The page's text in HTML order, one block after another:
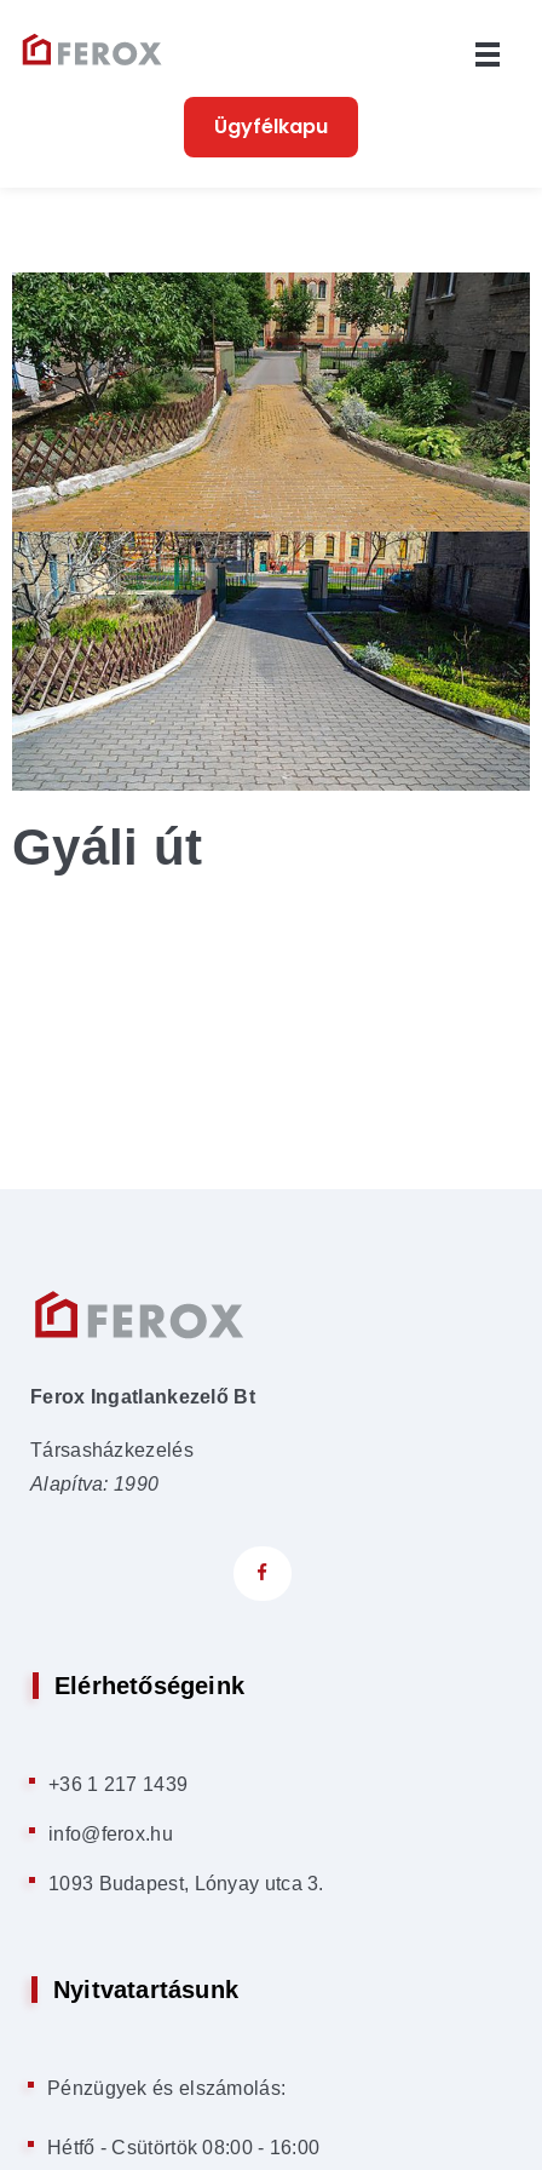
Ügyfélkapu
Gyáli út
Ferox Ingatlankezelő Bt
Társasházkezelés
Alapítva: 1990
Elérhetőségeink
+36 1 217 1439
info@ferox.hu
1093 Budapest, Lónyay utca 3.
Nyitvatartásunk
Pénzügyek és elszámolás:
Hétfő - Csütörtök 08:00 - 16:00